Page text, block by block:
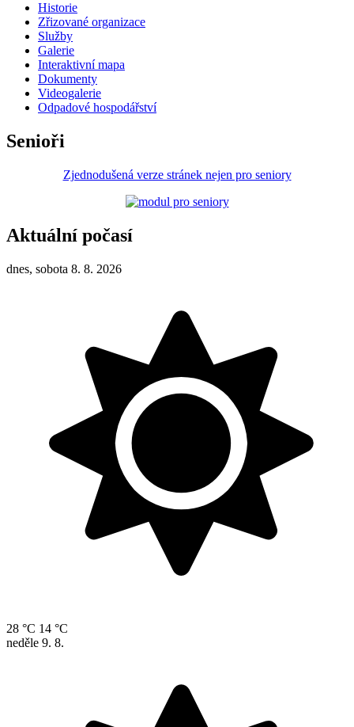
Historie
Zřizované organizace
Služby
Galerie
Interaktivní mapa
Dokumenty
Videogalerie
Odpadové hospodářství
Senioři
Zjednodušená verze stránek nejen pro seniory
Aktuální počasí
dnes, sobota 8. 8. 2026
28 °C 14 °C
neděle 9. 8.